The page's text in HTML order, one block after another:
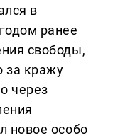
в
ранее
свободы,
за кражу
через
новое особо